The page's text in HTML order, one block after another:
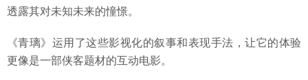
透露其对未知未来的憧憬。
《青璃》运用了这些影视化的叙事和表现手法，让它的体验
更像是一部侠客题材的互动电影。